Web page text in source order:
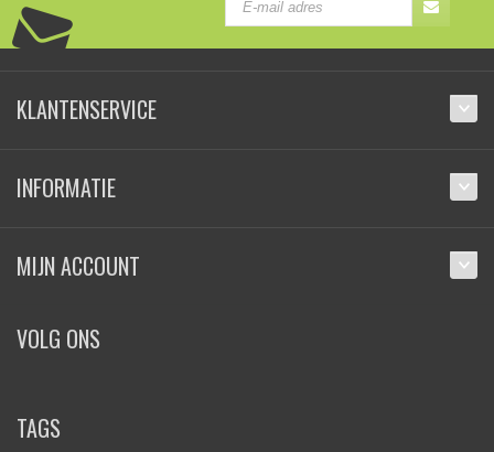
KLANTENSERVICE
INFORMATIE
MIJN ACCOUNT
VOLG ONS
TAGS